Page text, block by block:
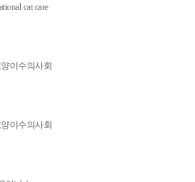
cat care
이수의사회
이수의사회